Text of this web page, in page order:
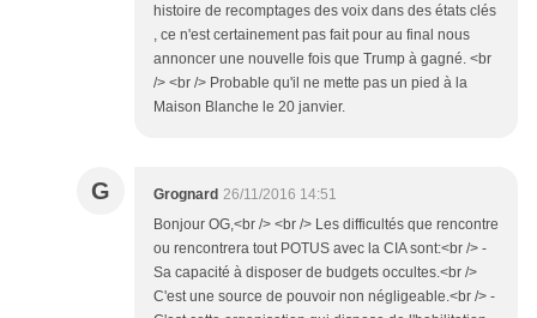
histoire de recomptages des voix dans des états clés
, ce n'est certainement pas fait pour au final nous
annoncer une nouvelle fois que Trump à gagné. <br
/> <br /> Probable qu'il ne mette pas un pied à la
Maison Blanche le 20 janvier.
G Grognard 26/11/2016 14:51
Bonjour OG,<br /> <br /> Les difficultés que rencontre
ou rencontrera tout POTUS avec la CIA sont:<br /> -
Sa capacité à disposer de budgets occultes.<br />
C'est une source de pouvoir non négligeable.<br /> -